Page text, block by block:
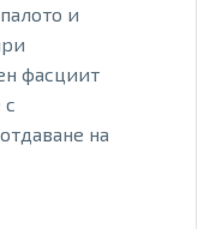
и
фасциит
на